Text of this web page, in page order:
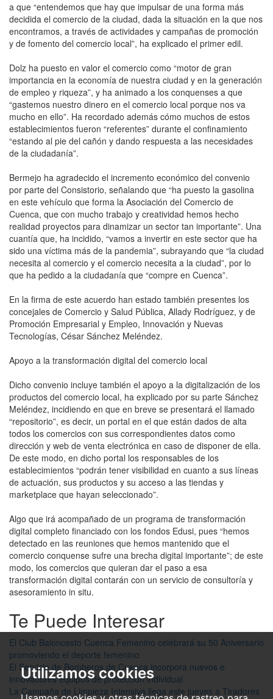
Utilizamos cookies
a que “entendemos que hay que impulsar de una forma más
decidida el comercio de la ciudad, dada la situación en la que nos
encontramos, a través de actividades y campañas de promoción
y de fomento del comercio local”, ha explicado el primer edil.
Dolz ha puesto en valor el comercio como “motor de gran
importancia en la economía de nuestra ciudad y en la generación
de empleo y riqueza”, y ha animado a los conquenses a que
“gastemos nuestro dinero en el comercio local porque nos va
mucho en ello”. Ha recordado además cómo muchos de estos
establecimientos fueron “referentes” durante el confinamiento
“estando al pie del cañón y dando respuesta a las necesidades
de la ciudadanía”.
Bermejo ha agradecido el incremento económico del convenio
por parte del Consistorio, señalando que “ha puesto la gasolina
en este vehículo que forma la Asociación del Comercio de
Cuenca, que con mucho trabajo y creatividad hemos hecho
realidad proyectos para dinamizar un sector tan importante”. Una
cuantía que, ha incidido, “vamos a invertir en este sector que ha
sido una víctima más de la pandemia”, subrayando que “la ciudad
necesita al comercio y el comercio necesita a la ciudad”, por lo
que ha pedido a la ciudadanía que “compre en Cuenca”.
En la firma de este acuerdo han estado también presentes los
concejales de Comercio y Salud Pública, Allady Rodríguez, y de
Promoción Empresarial y Empleo, Innovación y Nuevas
Tecnologías, César Sánchez Meléndez.
Apoyo a la transformación digital del comercio local
Dicho convenio incluye también el apoyo a la digitalización de los
productos del comercio local, ha explicado por su parte Sánchez
Meléndez, incidiendo en que en breve se presentará el llamado
“repositorio”, es decir, un portal en el que están dados de alta
todos los comercios con sus correspondientes datos como
dirección y web de venta electrónica en caso de disponer de ella.
De este modo, en dicho portal los responsables de los
establecimientos “podrán tener visibilidad en cuanto a sus líneas
de actuación, sus productos y su acceso a las tiendas y
marketplace que hayan seleccionado”.
Algo que irá acompañado de un programa de transformación
digital completo financiado con los fondos Edusi, pues “hemos
detectado en las reuniones que hemos mantenido que el
comercio conquense sufre una brecha digital importante”; de este
modo, los comercios que quieran dar el paso a esa
transformación digital contarán con un servicio de consultoría y
asesoramiento in situ.
Te Puede Interesar
El Club Baloncesto Cuenca Femenino celebrará su 50 Aniversario
promoviendo el deporte femenino
El Servicio de Bomberos de Cuenca incorpora nuevos e
innovadores equipos de protección individual
La Campaña de Limpieza Intensiva llega este jueves a Tiradores